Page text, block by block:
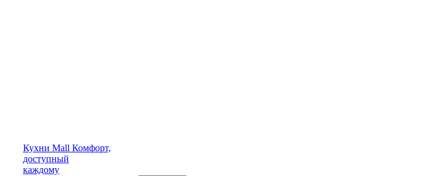
Кухни Mall Комфорт,
доступный
каждому